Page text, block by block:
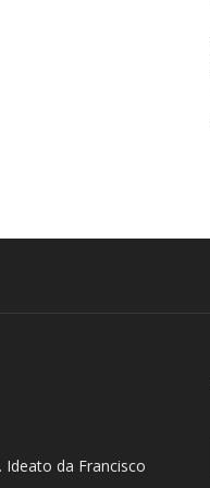
da Francisco